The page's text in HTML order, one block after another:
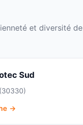
et diversité de
Sud
→